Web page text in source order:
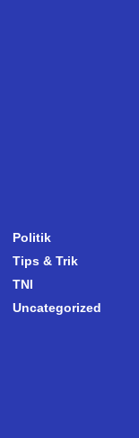
Politik
Tips & Trik
TNI
Uncategorized